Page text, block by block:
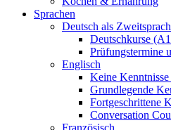
Sprachen
Deutsch als
Deutschkurse
Prüfungstermine
Englisch
Keine
Grundlegende
Fortgeschrittene
Conversation
Französisch